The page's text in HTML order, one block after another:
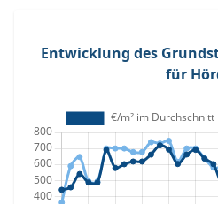
Entwicklung des
für